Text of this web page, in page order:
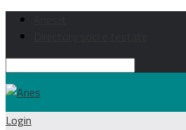
Login